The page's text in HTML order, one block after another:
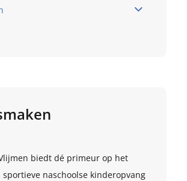
deze link
link biedt dé primeur op het
sportieve naschoolse kinderopvang